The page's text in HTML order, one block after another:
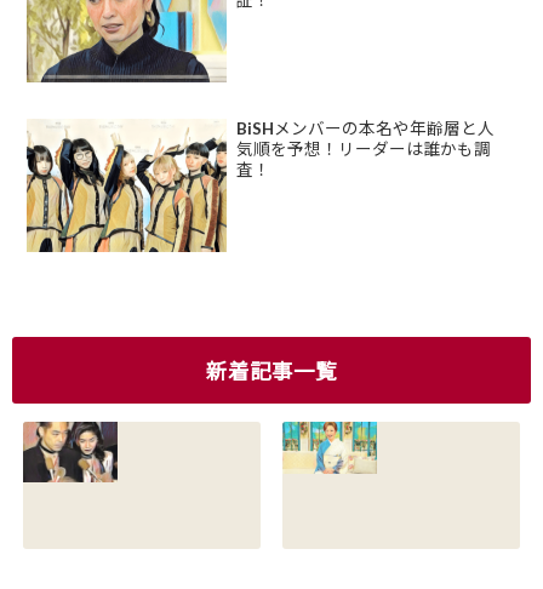
BiSHメンバーの本名や年齢層と人
気順を予想！リーダーは誰かも調
査！
新着記事一覧